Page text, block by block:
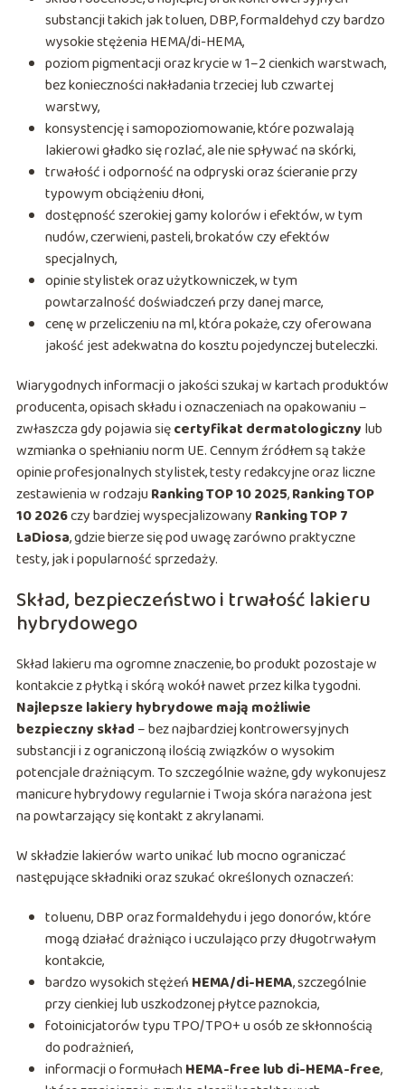
substancji takich jak toluen, DBP, formaldehyd czy bardzo
wysokie stężenia HEMA/di-HEMA,
poziom pigmentacji oraz krycie w 1–2 cienkich warstwach,
bez konieczności nakładania trzeciej lub czwartej
warstwy,
konsystencję i samopoziomowanie, które pozwalają
lakierowi gładko się rozlać, ale nie spływać na skórki,
trwałość i odporność na odpryski oraz ścieranie przy
typowym obciążeniu dłoni,
dostępność szerokiej gamy kolorów i efektów, w tym
nudów, czerwieni, pasteli, brokatów czy efektów
specjalnych,
opinie stylistek oraz użytkowniczek, w tym
powtarzalność doświadczeń przy danej marce,
cenę w przeliczeniu na ml, która pokaże, czy oferowana
jakość jest adekwatna do kosztu pojedynczej buteleczki.
Wiarygodnych informacji o jakości szukaj w kartach produktów
producenta, opisach składu i oznaczeniach na opakowaniu –
zwłaszcza gdy pojawia sięcertyfikat dermatologiczny lub
wzmianka o spełnianiu norm UE. Cennym źródłem są także
opinie profesjonalnych stylistek, testy redakcyjne oraz liczne
zestawienia w rodzajuRanking TOP 10 2025,Ranking TOP
10 2026czy bardziej wyspecjalizowany Ranking TOP 7
LaDiosa, gdzie bierze się pod uwagę zarówno praktyczne
testy, jak i popularność sprzedaży.
Skład, bezpieczeństwo i trwałość lakieru
hybrydowego
Skład lakieru ma ogromne znaczenie, bo produkt pozostaje w
kontakcie z płytką i skórą wokół nawet przez kilka tygodni.
Najlepsze lakiery hybrydowe mają możliwie
bezpieczny skład – bez najbardziej kontrowersyjnych
substancji i z ograniczoną ilością związków o wysokim
potencjale drażniącym. To szczególnie ważne, gdy wykonujesz
manicure hybrydowy regularnie i Twoja skóra narażona jest
na powtarzający się kontakt z akrylanami.
W składzie lakierów warto unikać lub mocno ograniczać
następujące składniki oraz szukać określonych oznaczeń:
toluenu, DBP oraz formaldehydu i jego donorów, które
mogą działać drażniąco i uczulająco przy długotrwałym
kontakcie,
bardzo wysokich stężeń HEMA/di-HEMA, szczególnie
przy cienkiej lub uszkodzonej płytce paznokcia,
fotoinicjatorów typu TPO/TPO+ u osób ze skłonnością
do podrażnień,
informacji o formułachHEMA-free lub di-HEMA-free,